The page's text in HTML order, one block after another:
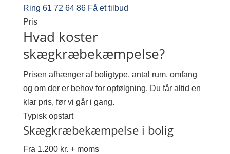
Ring 61 72 64 86 Få et tilbud
Pris
Hvad koster
skægkræbekæmpelse?
Prisen afhænger af boligtype, antal rum, omfang
og om der er behov for opfølgning. Du får altid en
klar pris, før vi går i gang.
Typisk opstart
Skægkræbekæmpelse i bolig
Fra 1.200 kr. + moms